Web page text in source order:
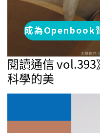
成為Openbook
閱讀通信
科學的美